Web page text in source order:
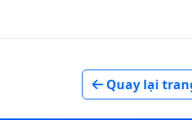
Quay lại